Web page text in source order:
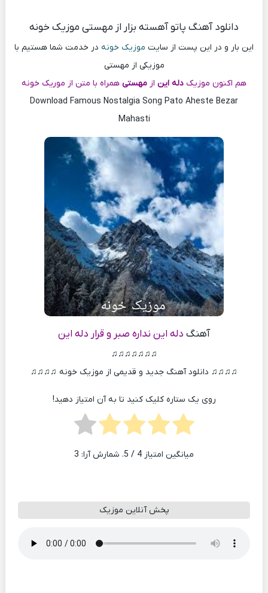
دانلود آهنگ پاتو آهسته بزار از مهستی موزیک خونه
این بار و در این پست از سایت موزیک خونه در خدمت شما هستیم با
موزیکی از مهستی
هم اکنون موزیکدله این از مهستی همراه با متن از موریک خونه
Download Famous Nostalgia Song Pato Aheste Bezar
Mahasti
آهنگ دله این نداره صبر و قرار دله این
♫♫♫♫♫♫♫
♫♫♫♫ دانلود آهنگ جدید و قدیمی از موزیک خونه ♫♫♫♫
روی یک ستاره کلیک کنید تا به آن امتیاز دهید!
میانگین امتیاز 4 / 5. شمارش آرا: 3
پخش آنلاین موزیک